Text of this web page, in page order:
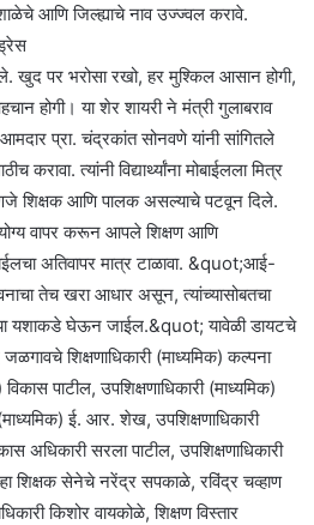
आणि जिल्ह्याचे नाव उज्ज्वल करावे.
खुद पर भरोसा रखो, हर मुश्किल आसान होगी,
होगी। या शेर शायरी ने मंत्री गुलाबराव
प्रा. चंद्रकांत सोनवणे यांनी सांगितले
करावा. त्यांनी विद्यार्थ्यांना मोबाईलला मित्र
शिक्षक आणि पालक असल्याचे पटवून दिले.
योग्य वापर करून आपले शिक्षण आणि
अतिवापर मात्र टाळावा. &quot;आई-
तेच खरा आधार असून, त्यांच्यासोबतचा
यशाकडे घेऊन जाईल.&quot; यावेळी डायटचे
जळगावचे शिक्षणाधिकारी (माध्यमिक) कल्पना
पाटील, उपशिक्षणाधिकारी (माध्यमिक)
ई. आर. शेख, उपशिक्षणाधिकारी
अधिकारी सरला पाटील, उपशिक्षणाधिकारी
शिक्षक सेनेचे नरेंद्र सपकाळे, रविंद्र चव्हाण
किशोर वायकोळे, शिक्षण विस्तार